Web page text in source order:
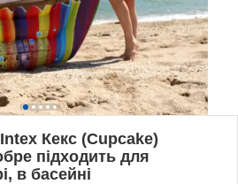
Кекс (Cupcake)
підходить для
в басейні